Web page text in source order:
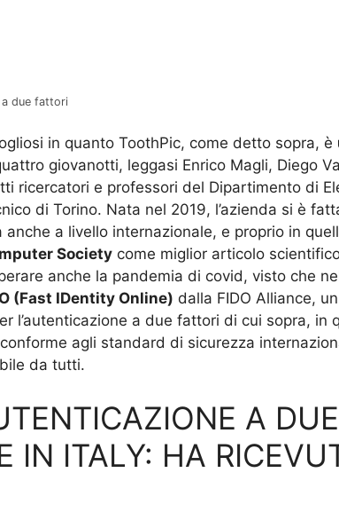
due fattori
in quanto ToothPic, come detto sopra, è
giovanotti, leggasi Enrico Magli, Diego
ricercatori e professori del Dipartimento di
di Torino. Nata nel 2019, l’azienda si è
a livello internazionale, e proprio in
Society come miglior articolo
anche la pandemia di covid, visto che
(Fast IDentity Online) dalla FIDO Alliance,
l’autenticazione a due fattori di cui sopra, in
agli standard di sicurezza
da tutti.
A DUE
IN ITALY: HA